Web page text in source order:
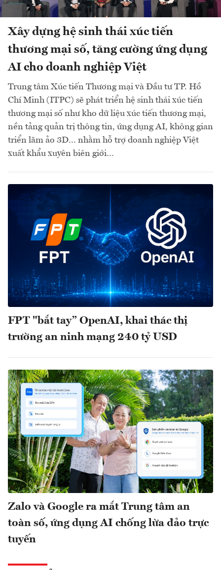
Xây dựng hệ sinh thái xúc tiến
thương mại số, tăng cường ứng dụng
AI cho doanh nghiệp Việt
Trung tâm Xúc tiến Thương mại và Đầu tư TP. Hồ
Chí Minh (ITPC) sẽ phát triển hệ sinh thái xúc tiến
thương mại số như kho dữ liệu xúc tiến thương mại,
nền tảng quản trị thông tin, ứng dụng AI, không gian
triển lãm ảo 3D… nhằm hỗ trợ doanh nghiệp Việt
xuất khẩu xuyên biên giới…
FPT "bắt tay” OpenAI, khai thác thị
trường an ninh mạng 240 tỷ USD
Zalo và Google ra mắt Trung tâm an
toàn số, ứng dụng AI chống lừa đảo trực
tuyến